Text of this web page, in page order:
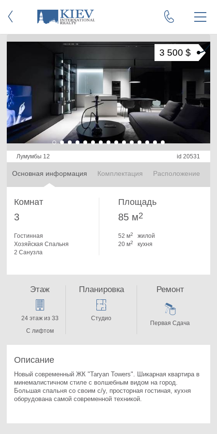
Лумумбы 12 id 20531
Основная информация Комплектация Расположение
3 500 $
Комнат
3
Гостинная
Хозяйская Спальня
2 Санузла
Площадь
85 м2
52 м2
жилой
20 м2 кухня
Описание
Новый современный ЖК "Taryan Towers". Шикарная квартира в
минемалистичном стиле с волшебным видом на город.
Большая спальня со своим с/у, просторная гостиная, кухня
оборудована самой современной техникой.
Этаж
24 этаж из 33
С лифтом
Планировка
Студио
Ремонт
Первая Сдача